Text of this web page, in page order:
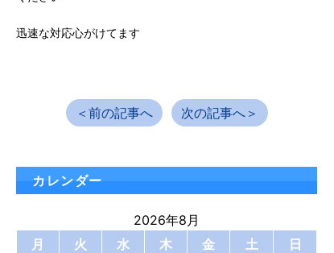
迅速な対応心がけてます
＜前の記事へ 次の記事へ＞
カレンダー
2026年8月
月
火 水 木 金 土
日